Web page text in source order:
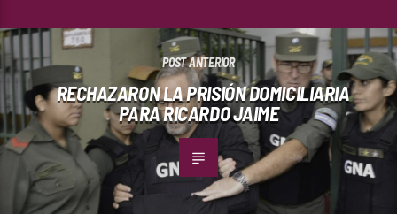
POST ANTERIOR
RECHAZARON LA PRISIÓN DOMICILIARIA
PARA RICARDO JAIME